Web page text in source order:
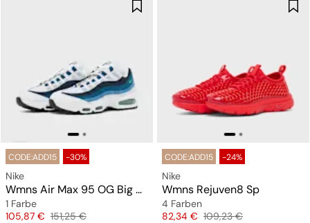
CODE:ADD15 -30%
Nike
Wmns Air Max 95 OG Big Bubble "Slate"
1 Farbe
Preis
105,87 € Originalpreis
151,25 €
CODE:ADD15 -24%
Nike
Wmns Rejuven8 Sp
4 Farben
Preis
82,34 € Originalpreis
109,23 €